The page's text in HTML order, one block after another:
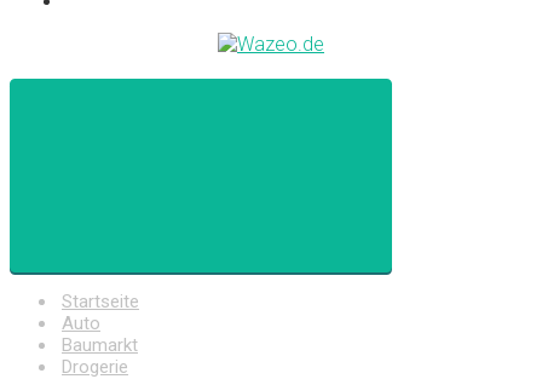
Startseite
Auto
Baumarkt
Drogerie